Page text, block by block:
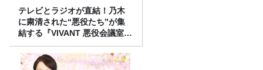
テレビとラジオが直結！乃木
に粛清された“悪役たち”が集
結する『VIVANT 悪役会議室』
7/26(日)23時スタート！